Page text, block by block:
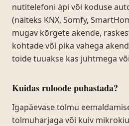
nutitelefoni äpi või koduse
(näiteks KNX, Somfy,
mugav kõrgete akende,
kohtade või pika vahega
toide tuuakse kas juhtmega
Kuidas ruloode puhastada?
Igapäevase tolmu
tolmuharjaga või kuiv